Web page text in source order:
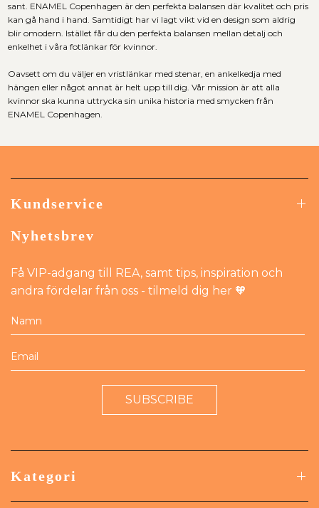
sant. ENAMEL Copenhagen är den perfekta balansen där kvalitet och pris
kan gå hand i hand. Samtidigt har vi lagt vikt vid en design som aldrig
blir omodern. Istället får du den perfekta balansen mellan detalj och
enkelhet i vårafotlänkar för kvinnor.
Oavsett om du väljer envristlänkar med stenar, en ankelkedja med
hängen eller något annat är helt upp till dig. Vår mission är att alla
kvinnor ska kunna uttrycka sin unika historia med smycken från
ENAMEL Copenhagen.
Kundservice
Kategori
Nyhetsbrev
Få VIP-adgang till REA, samt tips, inspiration och
andra fördelar från oss - tilmeld dig her 🧡
SUBSCRIBE